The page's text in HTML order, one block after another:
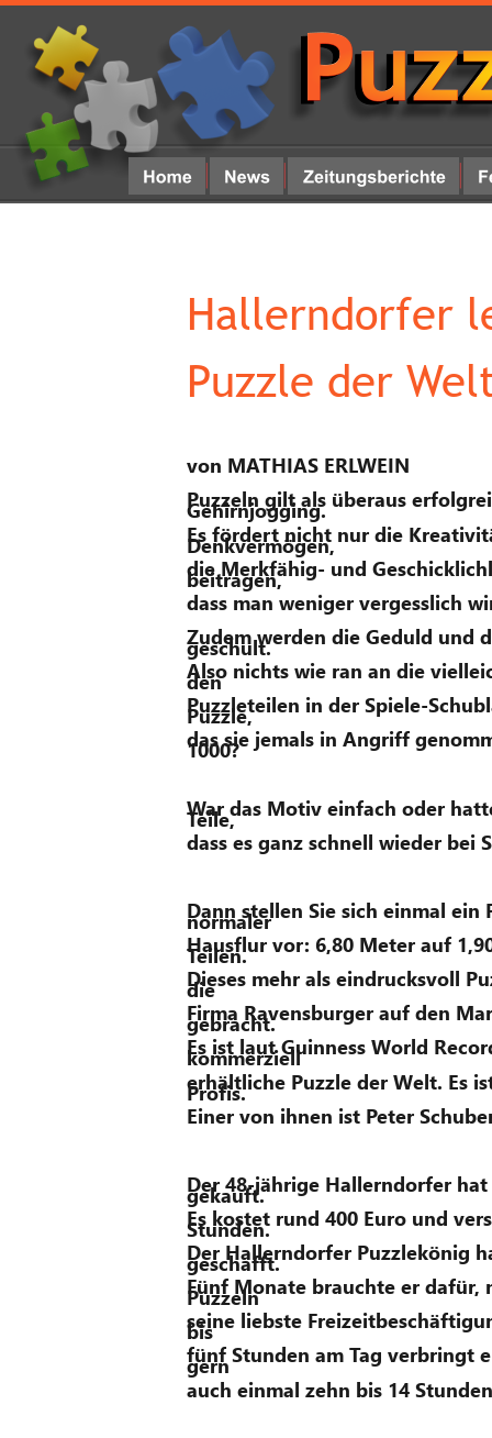
Hallerndorfer
Puzzle der
von MATHIAS ERLWEIN
Puzzeln gilt als überaus
Gehirnjogging.
Es fördert nicht nur die
Denkvermögen,
die Merkfähig- und
beitragen,
dass man weniger vergesslich
Zudem werden die Geduld und
geschult.
Also nichts wie ran an die
den
Puzzleteilen in der Spiele-
Puzzle,
das sie jemals in Angriff
1000?
War das Motiv einfach oder
Teile,
dass es ganz schnell wieder bei
Dann stellen Sie sich einmal
normaler
Hausflur vor: 6,80 Meter auf
Teilen.
Dieses mehr als eindrucksvoll
die
Firma Ravensburger auf den
gebracht.
Es ist laut Guinness World
kommerziell
erhältliche Puzzle der Welt. Es
Profis.
Einer von ihnen ist Peter
Der 48-jährige Hallerndorfer
gekauft.
Es kostet rund 400 Euro und
Stunden.
Der Hallerndorfer Puzzlekönig
geschafft.
Fünf Monate brauchte er
Puzzeln
seine liebste
bis
fünf Stunden am Tag verbringt
gern
auch einmal zehn bis 14